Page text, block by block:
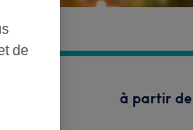
à partir de
de